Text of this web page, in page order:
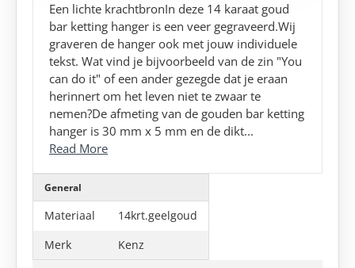
Een lichte krachtbronIn deze 14 karaat goud
bar ketting hanger is een veer gegraveerd.Wij
graveren de hanger ook met jouw individuele
tekst. Wat vind je bijvoorbeeld van de zin "You
can do it" of een ander gezegde dat je eraan
herinnert om het leven niet te zwaar te
nemen?De afmeting van de gouden bar ketting
hanger is 30 mm x 5 mm en de dikt...
Read More
General
Materiaal
14krt.geelgoud
Merk
Kenz